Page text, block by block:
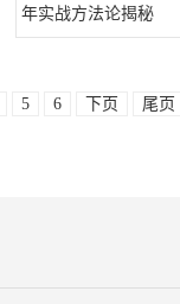
年实战方法论揭秘
5 6 下页 尾页